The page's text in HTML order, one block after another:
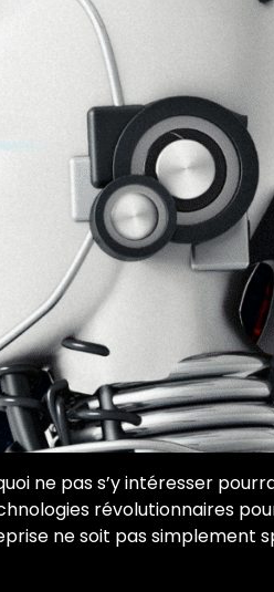
ne pas s’y intéresser
révolutionnaires
ne soit pas